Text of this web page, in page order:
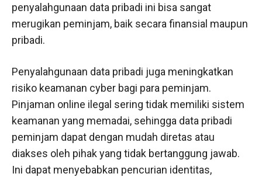
penyalahgunaan data pribadi ini bisa sangat
merugikan peminjam, baik secara finansial maupun
pribadi.
Penyalahgunaan data pribadi juga meningkatkan
risiko keamanan cyber bagi para peminjam.
Pinjaman online ilegal sering tidak memiliki sistem
keamanan yang memadai, sehingga data pribadi
peminjam dapat dengan mudah diretas atau
diakses oleh pihak yang tidak bertanggung jawab.
Ini dapat menyebabkan pencurian identitas,